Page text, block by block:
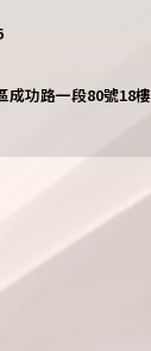
成功路一段80號18樓